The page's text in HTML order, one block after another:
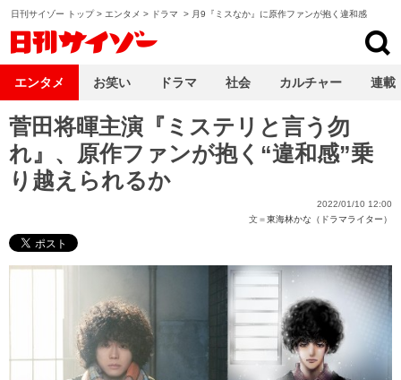
日刊サイゾー トップ> エンタメ > ドラマ > 月9『ミスなか』に原作ファンが抱く違和感
菅田将暉主演『ミステリと言う勿
れ』、原作ファンが抱く“違和感”乗
り越えられるか
2022/01/10 12:00
文＝東海林かな（ドラマライター）
エンタメ お笑い ドラマ 社会 カルチャー 連載